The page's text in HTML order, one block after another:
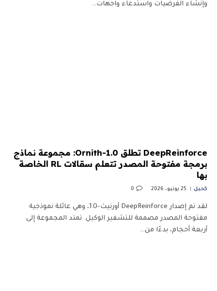
وإنشاء الفرضيات واستدعاء واجهات…
DeepReinforce تطلق Ornith-1.0: مجموعة نماذج
برمجة مفتوحة المصدر تتعلم سقالات RL الخاصة
بها
كحيل 25 يونيو، 2026 0
لقد تم إصدار DeepReinforce أورنيث-1.0، وهي عائلة نموذجية
مفتوحة المصدر مصممة للتشفير الوكيل. تمتد المجموعة إلى
أربعة أحجام، بدءًا من…